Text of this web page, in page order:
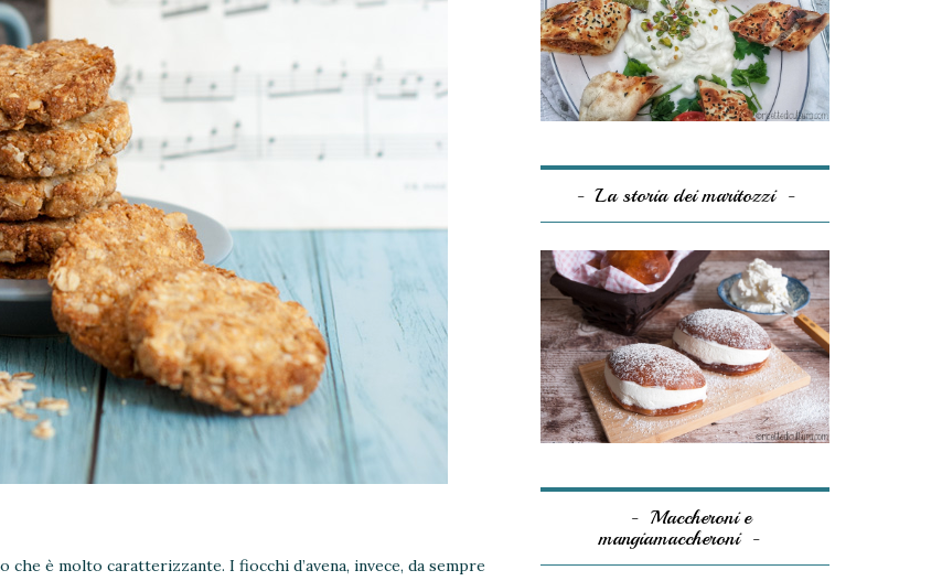
è molto caratterizzante. I fiocchi d’avena, invece, da sempre
La storia dei maritozzi
Maccheroni e
mangiamaccheroni